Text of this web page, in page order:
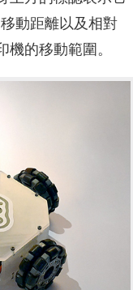
動距離以及相對
的移動範圍。